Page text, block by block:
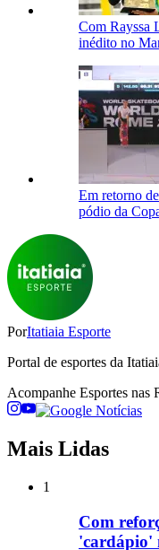
Com Rayssa
inédito no
Em retorno
pódio da
PorItatiaia Esporte
Portal de esportes da
Acompanhe Esportes nas
Mais Lidas
1
Com
'cardápio'